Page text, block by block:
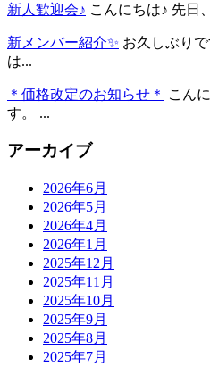
新人歓迎会♪ こんにちは♪ 先日
新メンバー紹介✨ お久しぶり
は...
＊価格改定のお知らせ＊
こん
す。 ...
アーカイブ
2026年6月
2026年5月
2026年4月
2026年1月
2025年12月
2025年11月
2025年10月
2025年9月
2025年8月
2025年7月